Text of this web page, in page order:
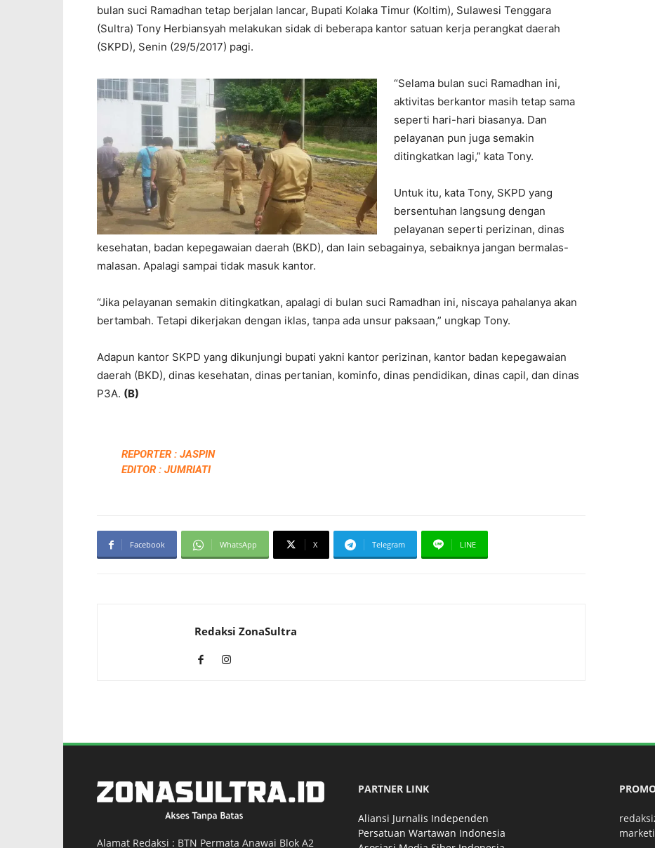
bulan suci Ramadhan tetap berjalan lancar, Bupati Kolaka Timur (Koltim), Sulawesi Tenggara
(Sultra) Tony Herbiansyah melakukan sidak di beberapa kantor satuan kerja perangkat daerah
(SKPD), Senin (29/5/2017) pagi.
“Selama bulan suci Ramadhan ini,
aktivitas berkantor masih tetap sama
seperti hari-hari biasanya. Dan
pelayanan pun juga semakin
ditingkatkan lagi,” kata Tony.
Untuk itu, kata Tony, SKPD yang
bersentuhan langsung dengan
pelayanan seperti perizinan, dinas
kesehatan, badan kepegawaian daerah (BKD), dan lain sebagainya, sebaiknya jangan bermalas-
malasan. Apalagi sampai tidak masuk kantor.
“Jika pelayanan semakin ditingkatkan, apalagi di bulan suci Ramadhan ini, niscaya pahalanya akan
bertambah. Tetapi dikerjakan dengan iklas, tanpa ada unsur paksaan,” ungkap Tony.
Adapun kantor SKPD yang dikunjungi bupati yakni kantor perizinan, kantor badan kepegawaian
daerah (BKD), dinas kesehatan, dinas pertanian, kominfo, dinas pendidikan, dinas capil, dan dinas
P3A. (B)
REPORTER : JASPIN
EDITOR : JUMRIATI
Facebook WhatsApp X Telegram LINE
Redaksi ZonaSultra
Alamat Redaksi : BTN Permata Anawai Blok A2
PARTNER LINK
Aliansi Jurnalis Independen
Persatuan Wartawan Indonesia